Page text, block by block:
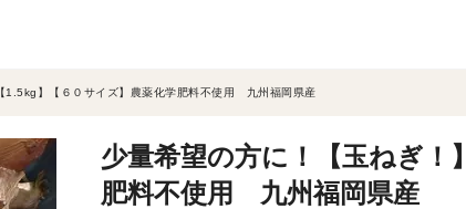
1.5kg】【６０サイズ】農薬化学肥料不使用 九州福岡県産
少量希望の方に！【玉ねぎ！
肥料不使用 九州福岡県産